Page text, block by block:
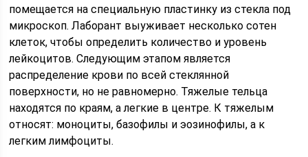
помещается на специальную пластинку из стекла под
микроскоп. Лаборант выуживает несколько сотен
клеток, чтобы определить количество и уровень
лейкоцитов. Следующим этапом является
распределение крови по всей стеклянной
поверхности, но не равномерно. Тяжелые тельца
находятся по краям, а легкие в центре. К тяжелым
относят: моноциты, базофилы и эозинофилы, а к
легким лимфоциты.